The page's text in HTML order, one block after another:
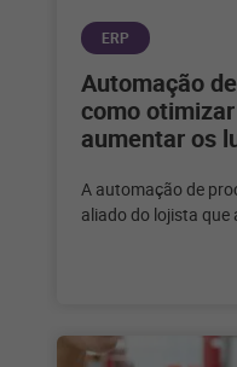
ERP
Automação
como
aumentar os
A automação de
aliado do lojista